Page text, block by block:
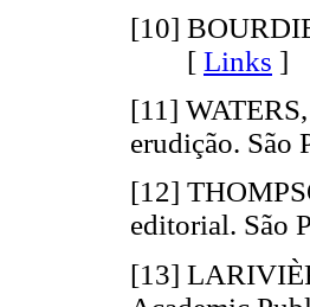
[10]
[ Links ]
[11]
erudição.
[12]
editorial.
[13]